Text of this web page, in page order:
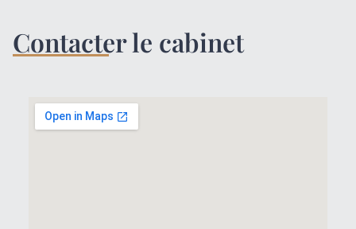
Contacter le cabinet